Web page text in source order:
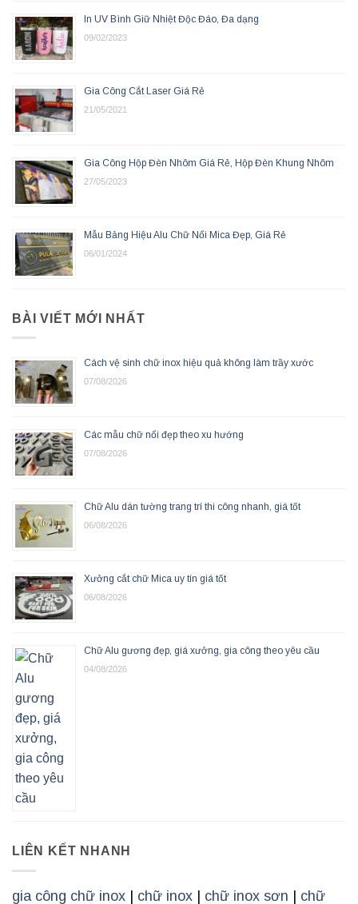
In UV Bình Giữ Nhiệt Độc Đáo, Đa dạng
09/02/2023
Gia Công Cắt Laser Giá Rẻ
21/05/2021
Gia Công Hộp Đèn Nhôm Giá Rẻ, Hộp Đèn Khung Nhôm
27/05/2023
Mẫu Bảng Hiệu Alu Chữ Nổi Mica Đẹp, Giá Rẻ
06/01/2024
BÀI VIẾT MỚI NHẤT
Cách vệ sinh chữ inox hiệu quả không làm trầy xước
07/08/2026
Các mẫu chữ nổi đẹp theo xu hướng
07/08/2026
Chữ Alu dán tường trang trí thi công nhanh, giá tốt
06/08/2026
Xưởng cắt chữ Mica uy tín giá tốt
06/08/2026
Chữ Alu gương đẹp, giá xưởng, gia công theo yêu cầu
04/08/2026
LIÊN KẾT NHANH
gia công chữ inox | chữ inox | chữ inox sơn | chữ